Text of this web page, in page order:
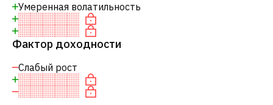
Умеренная волатильность
Фактор доходности
Слабый рост